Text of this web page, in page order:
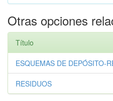
Otras opciones
Título
ESQUEMAS DE DEPÓSITO-
RESIDUOS